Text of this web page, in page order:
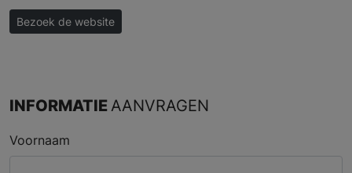
Bezoek de website
INFORMATIEAANVRAGEN
Voornaam